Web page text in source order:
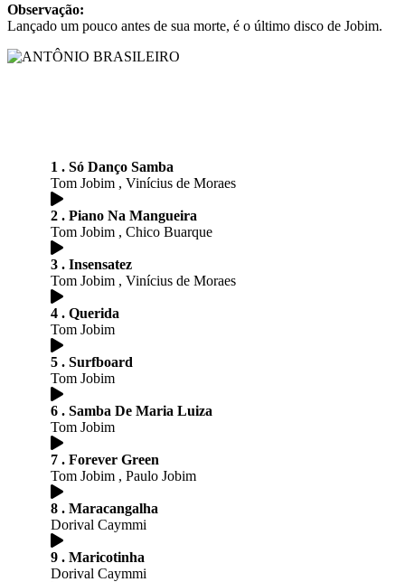
Observação:
Lançado um pouco antes de sua morte, é o último disco de Jobim.
1 . Só Danço Samba
Tom Jobim , Vinícius de Moraes
2 . Piano Na Mangueira
Tom Jobim , Chico Buarque
3 . Insensatez
Tom Jobim , Vinícius de Moraes
4 . Querida
Tom Jobim
5 . Surfboard
Tom Jobim
6 . Samba De Maria Luiza
Tom Jobim
7 . Forever Green
Tom Jobim , Paulo Jobim
8 . Maracangalha
Dorival Caymmi
9 . Maricotinha
Dorival Caymmi